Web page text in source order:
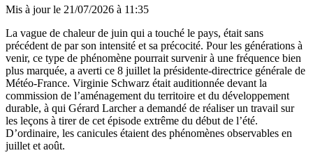
Mis à jour le 21/07/2026 à 11:35
La vague de chaleur de juin qui a touché le pays, était sans
précédent de par son intensité et sa précocité. Pour les générations à
venir, ce type de phénomène pourrait survenir à une fréquence bien
plus marquée, a averti ce 8 juillet la présidente-directrice générale de
Météo-France. Virginie Schwarz était auditionnée devant la
commission de l’aménagement du territoire et du développement
durable, à qui Gérard Larcher a demandé de réaliser un travail sur
les leçons à tirer de cet épisode extrême du début de l’été.
D’ordinaire, les canicules étaient des phénomènes observables en
juillet et août.